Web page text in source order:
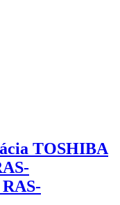
TOSHIBA